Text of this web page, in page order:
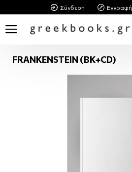
Σύνδεση Εγγραφή
FRANKENSTEIN (BK+CD)